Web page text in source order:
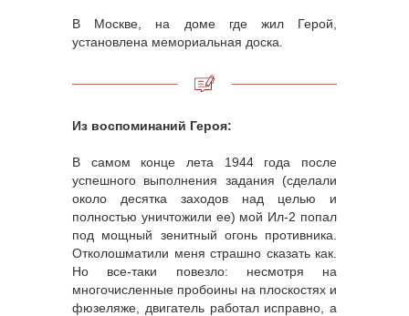
В Москве, на доме где жил Герой,
установлена мемориальная доска.
Из воспоминаний Героя:
В самом конце лета 1944 года после
успешного выполнения задания (сделали
около десятка заходов над целью и
полностью уничтожили ее) мой Ил-2 попал
под мощный зенитный огонь противника.
Отколошматили меня страшно сказать как.
Но все-таки повезло: несмотря на
многочисленные пробоины на плоскостях и
фюзеляже, двигатель работал исправно, а